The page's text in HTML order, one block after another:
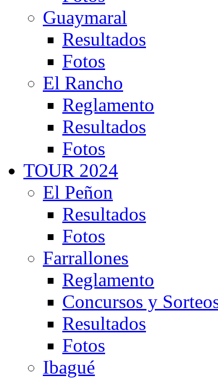
Guaymaral
Resultados
Fotos
El Rancho
Reglamento
Resultados
Fotos
TOUR 2024
El Peñon
Resultados
Fotos
Farrallones
Reglamento
Concursos y
Resultados
Fotos
Ibagué